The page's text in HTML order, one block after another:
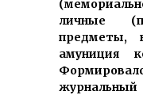
личные
предметы,
амуниция
журнальный